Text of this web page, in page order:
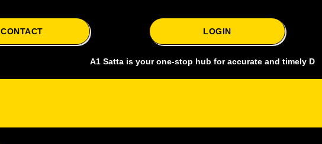
CONTACT LOGIN
A1 Satta is your one-stop hub for accurate and timely Delhi